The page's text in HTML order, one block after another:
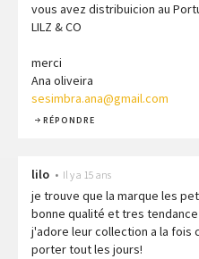
vous avez distribuicion au
LILZ & CO
merci
Ana oliveira
sesimbra.ana@gmail.com
RÉPONDRE
lilo • Il y a 15 ans
je trouve que la marque les
bonne qualité et tres tendance
j'adore leur collection a la fois
porter tout les jours!